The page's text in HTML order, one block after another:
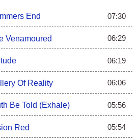
myself
deception
good on a promise I made
break before the end of the
End 07:30
Venamoured 06:29
06:19
Of Reality 06:06
Be Told (Exhale) 05:56
Red 05:54